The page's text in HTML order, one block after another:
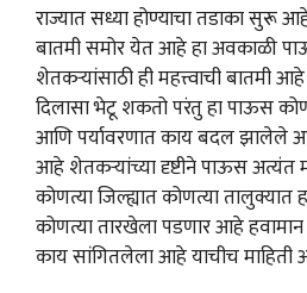
राज्यात सध्या होण्याचा तडाका सुरू
बातमी समोर येत आहे हा अवकाळी
शेतकऱ्यांसाठी ही महत्त्वाची बातमी
दिलासा भेटू शकतो परंतु हा पाऊस
आणि पर्यावरणात काय बदल झालेले
आहे शेतकऱ्यांच्या दृष्टीने पाऊस अत्यंत
कोणत्या जिल्ह्यात कोणत्या
कोणत्या तारखेला पडणार आहे हवामान
काय सांगितलेला आहे याचीच माहिती